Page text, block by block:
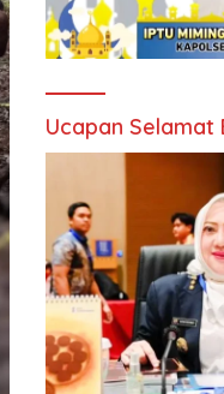
Ucapan Selamat